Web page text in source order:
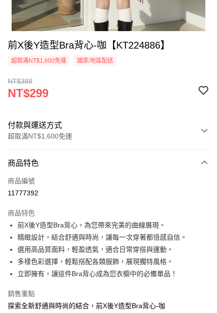
前X後Y造型Bra背心-咖【KT224886】
超取滿NT$1,600免運 國家/地區配送
NT$388
NT$299
付款與運送方式
超取滿NT$1,600免運
信用卡一次付款
超商取貨付款
Apple Pay
街口支付
Google Pay
大哥付你分期
相關說明
1.本服務由台灣大哥大提供，台灣大哥大用戶可立即使用無須另外申請。
AFTEE先享後付
商品特色
商品編號
11777392
商品特色
前X後Y造型Bra背心，為您帶來完美的曲線展現。
精緻設計，結合舒適與時尚，讓每一次穿著都倍感自信。
選用高品質面料，輕盈透氣，適合日常穿搭與運動。
多樣色彩選擇，輕鬆搭配各類服飾，展現獨特風格。
立即擁有，讓這件Bra背心成為您衣櫥中的必備單品！
銷售重點
探索全新舒適與時尚的結合，前X後Y造型Bra背心-咖